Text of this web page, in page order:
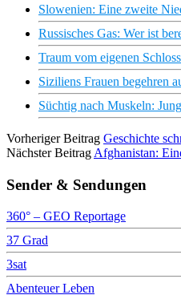
Slowenien: Eine zweite
Russisches Gas: Wer ist
Traum vom eigenen
Siziliens Frauen begehren
Süchtig nach Muskeln:
Vorheriger Beitrag Geschichte
Nächster Beitrag Afghanistan:
Sender & Sendungen
360° – GEO Reportage
37 Grad
3sat
Abenteuer Leben